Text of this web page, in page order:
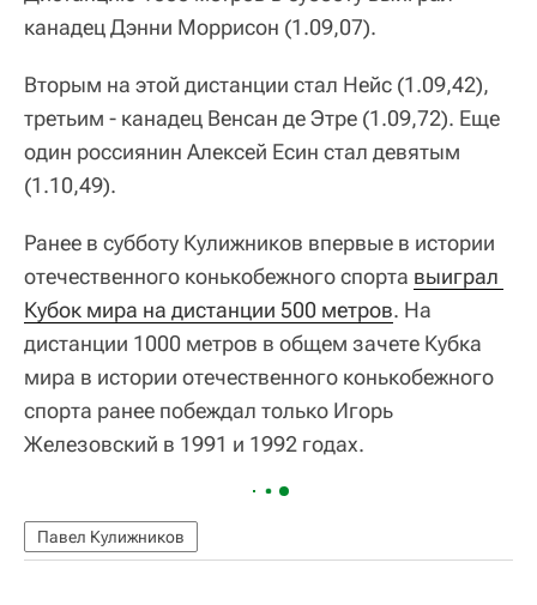
канадец Дэнни Моррисон (1.09,07).
Вторым на этой дистанции стал Нейс (1.09,42),
третьим - канадец Венсан де Этре (1.09,72). Еще
один россиянин Алексей Есин стал девятым
(1.10,49).
Ранее в субботу Кулижников впервые в истории
отечественного конькобежного спорта выиграл
Кубок мира на дистанции 500 метров. На
дистанции 1000 метров в общем зачете Кубка
мира в истории отечественного конькобежного
спорта ранее побеждал только Игорь
Железовский в 1991 и 1992 годах.
Павел Кулижников